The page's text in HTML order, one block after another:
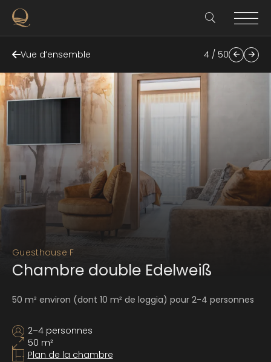
Vue d’ensemble 4 / 50
Guesthouse F
Chambre double Edelweiß
50 m² environ (dont 10 m² de loggia) pour 2-4 personnes
2–4 personnes
50 m²
Plan de la chambre